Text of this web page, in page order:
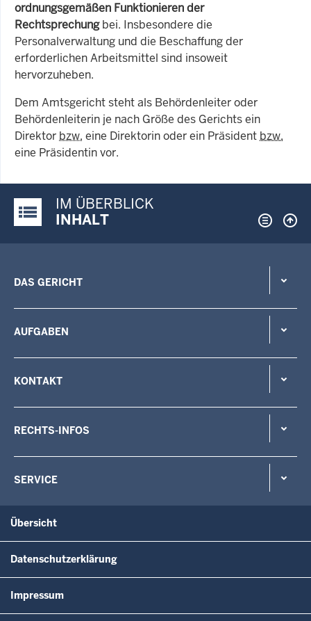
ordnungsgemäßen Funktionieren der
Rechtsprechungbei. Insbesondere die
Personalverwaltung und die Beschaffung der
erforderlichen Arbeitsmittel sind insoweit
hervorzuheben.
Dem Amtsgericht steht als Behördenleiter oder
Behördenleiterin je nach Größe des Gerichts ein
Direktor bzw. eine Direktorin oder ein Präsident bzw.
eine Präsidentin vor.
Justiz-Portal im Überblick:
IM ÜBERBLICK
INHALT
DAS GERICHT
AUFGABEN
KONTAKT
RECHTS-INFOS
SERVICE
Übersicht
Datenschutzerklärung
Impressum